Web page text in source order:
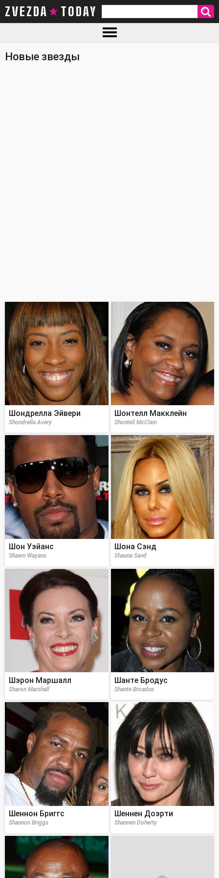
ZVEZDA TODAY
Новые звезды
Шондрелла Эйвери
Shondrella Avery
Шонтелл Макклейн
Shontell McClain
Шон Уэйанс
Shawn Wayans
Шона Сэнд
Shauna Sand
Шэрон Маршалл
Sharon Marshall
Шанте Бродус
Shante Broadus
Шеннон Бриггс
Shannon Briggs
Шеннен Доэрти
Shannen Doherty